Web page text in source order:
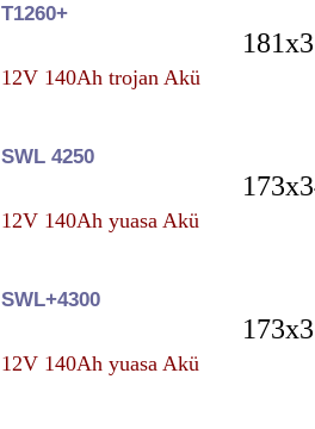
T1260+
12V 140Ah trojan Akü
SWL 4250
12V 140Ah yuasa Akü
SWL+4300
12V 140Ah yuasa Akü